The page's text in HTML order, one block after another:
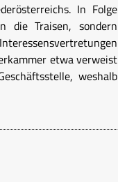
In Folge
die Traisen, sondern
etwa verweist
weshalb